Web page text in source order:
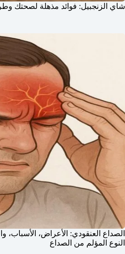
شاي الزنجبيل: فوائد مذهلة لصحتك
الصداع العنقودي: الأعراض، الأسباب،
النوع المؤلم من الصداع